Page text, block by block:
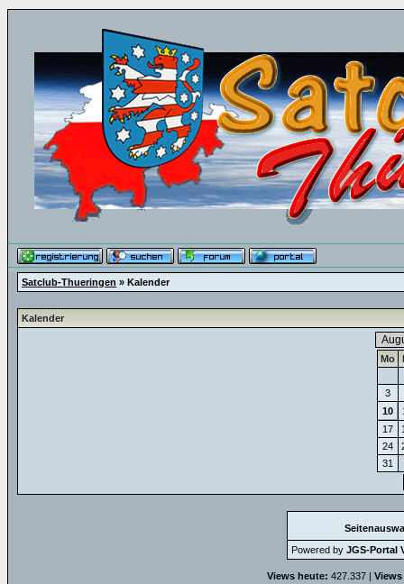
Satclub-Thueringen » Kalender
Kalender
Mo
3
10
17
24
31
Powered by JGS-Portal
Views heute: 427.337 |